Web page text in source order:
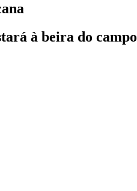
à beira do campo